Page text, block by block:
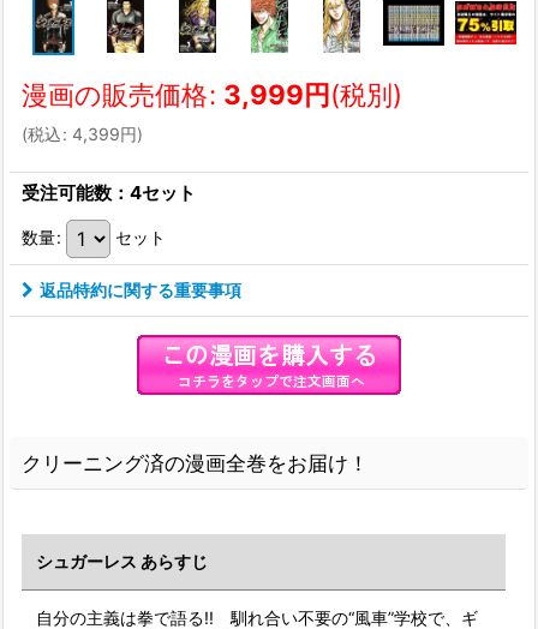
漫画の販売価格: 3,999円(税別)
(税込: 4,399円)
受注可能数：4セット
数量: セット
返品特約に関する重要事項
クリーニング済の漫画全巻をお届け！
シュガーレス あらすじ
自分の主義は拳で語る!! 馴れ合い不要の“風車”学校で、ギ